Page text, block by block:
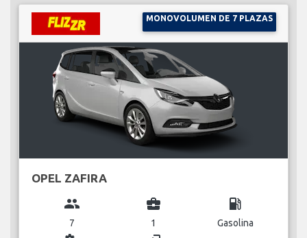
MONOVOLUMEN DE 7 PLAZAS
OPEL ZAFIRA
group
7
business_center
1
local_gas_station
Gasolina